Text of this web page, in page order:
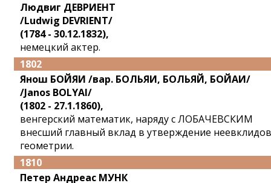
Людвиг ДЕВРИЕНТ
/Ludwig DEVRIENT/
(1784 - 30.12.1832),
немецкий актер.
1802
Янош БОЙЯИ /вар. БОЛЬЯИ, БОЛЬЯЙ, БОЙАИ/
/Janos BOLYAI/
(1802 - 27.1.1860),
венгерский математик, наряду с ЛОБАЧЕВСКИМ
внесший главный вклад в утверждение
геометрии.
1810
Петер Андреас МУНК